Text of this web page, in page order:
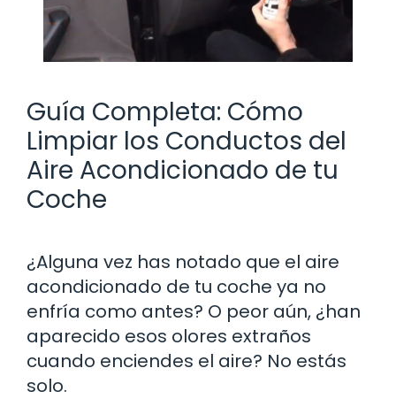
Guía Completa: Cómo
Limpiar los Conductos del
Aire Acondicionado de tu
Coche
¿Alguna vez has notado que el aire
acondicionado de tu coche ya no
enfría como antes? O peor aún, ¿han
aparecido esos olores extraños
cuando enciendes el aire? No estás
solo.